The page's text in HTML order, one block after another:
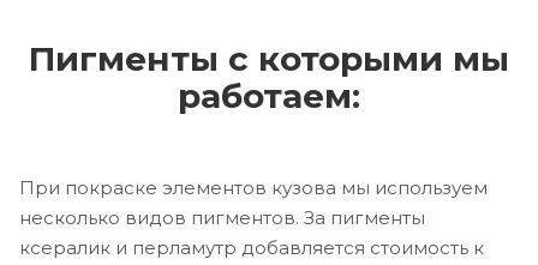
Пигменты с которыми мы
работаем:
При покраске элементов кузова мы используем
несколько видов пигментов. За пигменты
ксералик и перламутр добавляется стоимость к